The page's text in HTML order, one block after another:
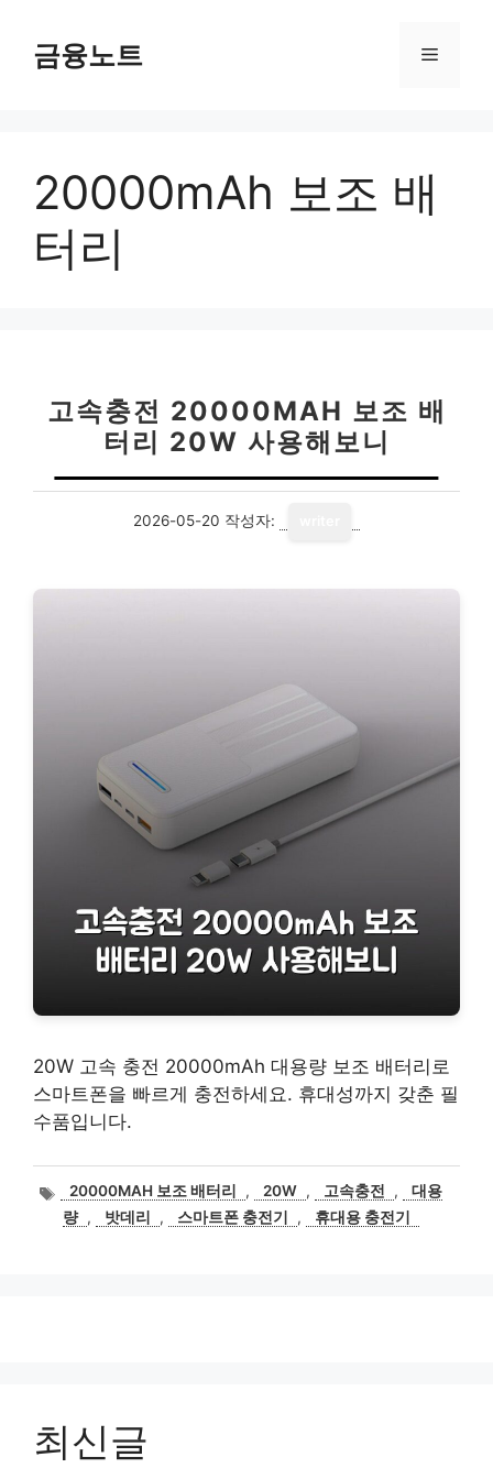
금융노트 메
20000mAh 보조 배
터리
고속충전 20000MAH 보조 배
터리 20W 사용해보니
2026-05-20 작성자:
20W 고속 충전 20000mAh 대용량 보조 배터리로
스마트폰을 빠르게 충전하세요. 휴대성까지 갖춘 필
수품입니다.
태
그
20000MAH 보조 배터리 , 20W , 고속충전 ,
대용
량 , 밧데리 , 스마트폰 충전기 , 휴대용 충전기
최신글